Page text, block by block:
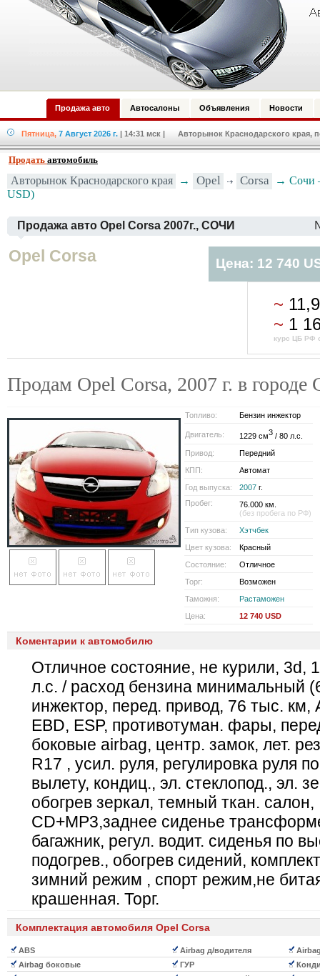
Продажа авто Автосалоны Объявления Новости
Пятница, 7 Август 2026 г. | 14:31 мск | Авторынок Краснодарского края,
Продать автомобиль
Авторынок Краснодарского края → Opel Corsa
→ Сочи
USD)
Продажа авто Opel Corsa 2007г., СОЧИ
Opel Corsa Цена: 12 740
~
~ 1
курс ЦБ РФ
Продам Opel Corsa, 2007 г. в
Топливо: Бензин инжектор
Двигатель: 1229 см3 / 80 л.с.
Привод:
Передний
КПП:
Автомат
Год выпуска:
2007 г.
Пробег:
76.000 км.
(без пробега по РФ)
Тип кузова:
Хэтчбек
Цвет кузова:
Красный
Состояние:
Отличное
Торг:
Возможен
Таможня:
Растаможен
Цена:
12 740 USD
Коментарии к автомобилю
Отличное состояние, не курили, 3d,
л.с. / расход бензина минимальный
инжектор, перед. привод, 76 тыс. км,
EBD, ESP, противотуман. фары,
боковые airbag, центр. замок, лет.
R17 , усил. руля, регулировка руля
вылету, кондиц., эл. стеклопод., эл.
обогрев зеркал, темный ткан. салон,
CD+MP3,заднее сиденье
багажник, регул. водит. сиденья по
подогрев., обогрев сидений,
зимний режим , спорт режим,не
крашенная. Торг.
Комплектация автомобиля Opel Corsa
ABS Airbag д/водителя
Airbag боковые
ГУР